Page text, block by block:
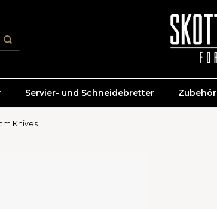
Servier- und Schneidebretter Zubehör
Knives